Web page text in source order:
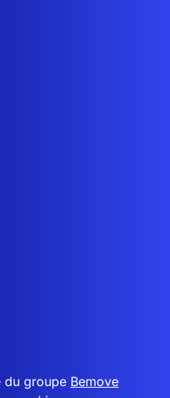
du groupe Bemove